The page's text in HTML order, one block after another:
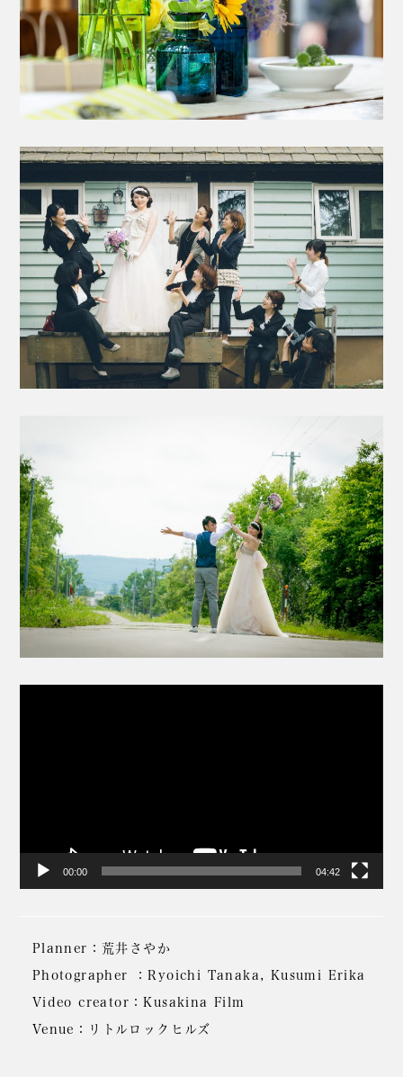
ー
00:00 04:42
Planner：荒井さやか
Photographer ：Ryoichi Tanaka, Kusumi Erika
Video creator：Kusakina Film
Venue：リトルロックヒルズ